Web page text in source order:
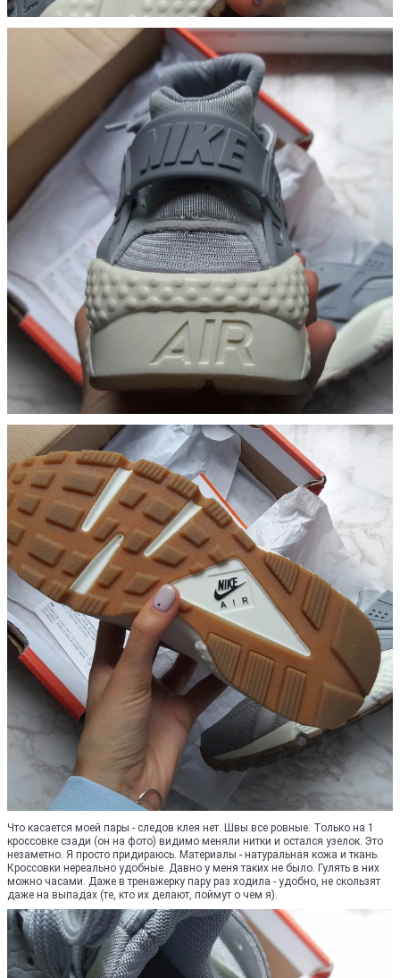
Что касается моей пары - следов клея нет. Швы все ровные. Только на 1
кроссовке сзади (он на фото) видимо меняли нитки и остался узелок. Это
незаметно. Я просто придираюсь. Материалы - натуральная кожа и ткань.
Кроссовки нереально удобные. Давно у меня таких не было. Гулять в них
можно часами. Даже в тренажерку пару раз ходила - удобно, не скользят
даже на выпадах (те, кто их делают, поймут о чем я).